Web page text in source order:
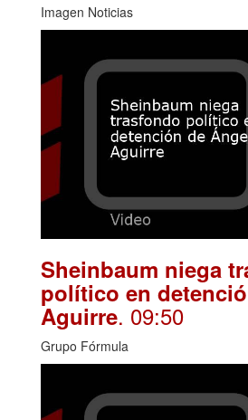
Imagen Noticias
Sheinbaum niega
político en
Aguirre. 09:50
Grupo Fórmula